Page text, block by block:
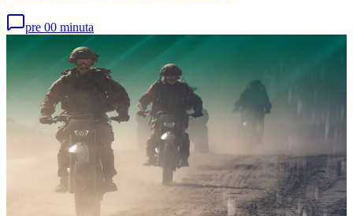
pre 00 minuta